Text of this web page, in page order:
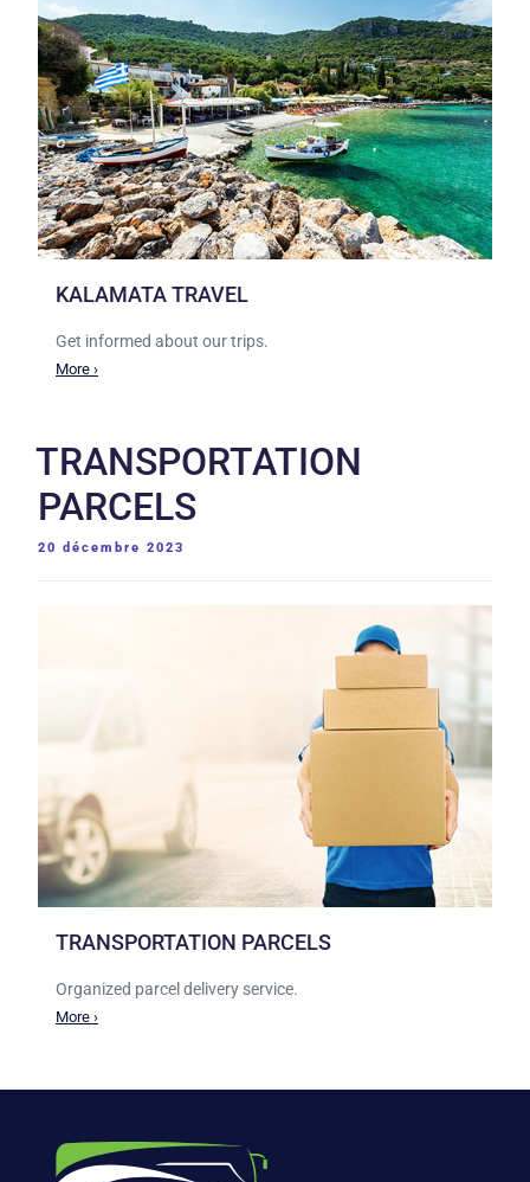
KALAMATA TRAVEL
Get informed about our trips.
More ›
TRANSPORTATION
PARCELS
PUBLIÉ
20 décembre 2023
TRANSPORTATION PARCELS
Organized parcel delivery service.
More ›